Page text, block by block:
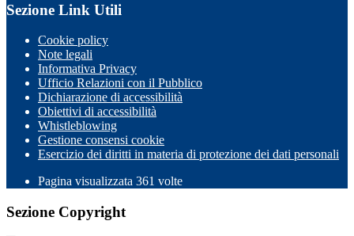
Sezione Link Utili
Cookie policy
Note legali
Informativa Privacy
Ufficio Relazioni con il Pubblico
Dichiarazione di accessibilità
Obiettivi di accessibilità
Whistleblowing
Gestione consensi cookie
Esercizio dei diritti in materia di protezione dei dati personali
Pagina visualizzata 361 volte
Sezione Copyright